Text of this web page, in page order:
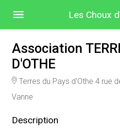
Les Choux
Association
D'OTHE
Terres du Pays d'Othe 4 rue
Vanne
Description